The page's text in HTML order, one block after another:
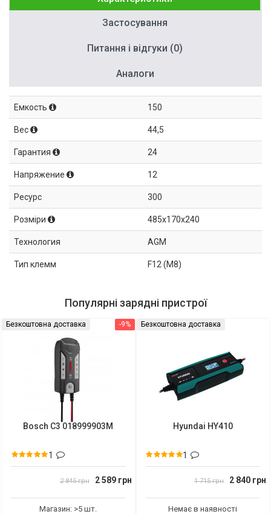
Застосування
Питання і відгуки (0)
Аналоги
Емкость 150
Вес 44,5
Гарантия 24
Напряжение 12
Ресурс 300
Розміри 485x170x240
Технология AGM
Тип клемм F12 (M8)
Популярні зарядні пристрої
-9%
Безкоштовна доставка
Bosch C3 018999903M
1
2 845 грн 2 589 грн
Магазин: >5 шт.
Безкоштовна доставка
Hyundai HY410
1
1 715 грн 2 840 грн
Немає в наявності